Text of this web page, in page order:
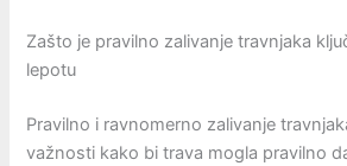
Zašto je pravilno zalivanje travnjaka
lepotu
Pravilno i ravnomerno zalivanje
važnosti kako bi trava mogla pravilno